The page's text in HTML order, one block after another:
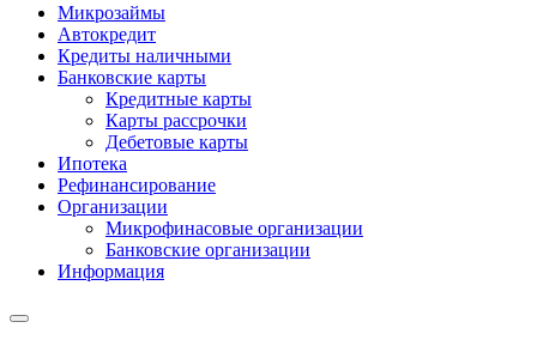
Микрозаймы
Автокредит
Кредиты наличными
Банковские карты
Кредитные карты
Карты рассрочки
Дебетовые карты
Ипотека
Рефинансирование
Организации
Микрофинасовые организации
Банковские организации
Информация